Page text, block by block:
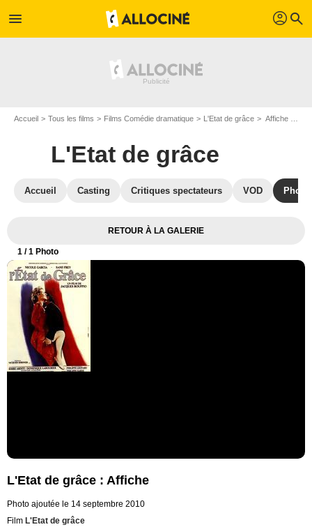
menu profil search
Accueil Tous les films Films Comédie dramatique L'Etat de grâce Affiche du film L'Etat de grâce - Photo 1
L'Etat de grâce
Accueil Casting Critiques spectateurs VOD
RETOUR À LA GALERIE
1 / 1 Photo
L'Etat de grâce : Affiche
Photo ajoutée le 14 septembre 2010
Film L'Etat de grâce